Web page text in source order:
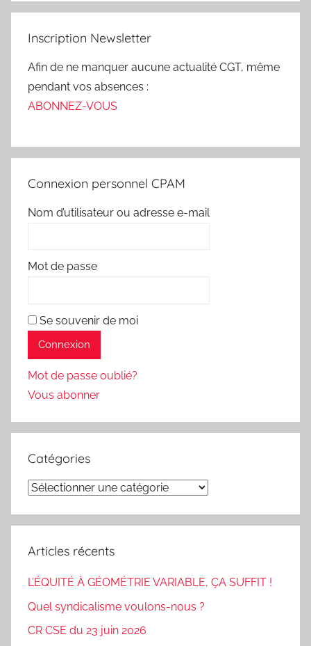
Inscription Newsletter
Afin de ne manquer aucune actualité CGT, même
pendant vos absences :
ABONNEZ-VOUS
Connexion personnel CPAM
Nom d’utilisateur ou adresse e-mail
Mot de passe
Se souvenir de moi
Mot de passe oublié?
Vous abonner
Catégories
Catégories
Articles récents
L’ÉQUITÉ À GÉOMÉTRIE VARIABLE, ÇA SUFFIT !
Quel syndicalisme voulons-nous ?
CR CSE du 23 juin 2026